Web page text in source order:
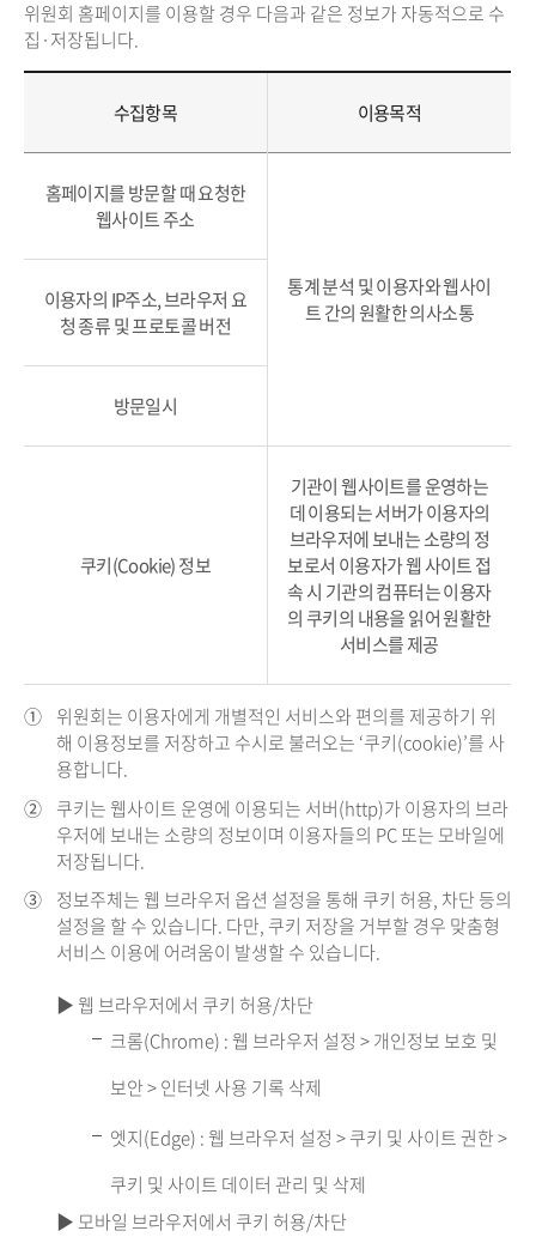
위원회 홈페이지를 이용할 경우 다음과 같은 정보가 자동적으로 수
집·저장됩니다.
수집항목 이용목적
홈페이지를 방문할 때 요청한
웹사이트 주소
통계 분석 및 이용자와 웹사이
트 간의 원활한 의사소통
이용자의 IP주소, 브라우저 요
청 종류 및 프로토콜 버전
방문일시
쿠키(Cookie) 정보
기관이 웹사이트를 운영하는
데 이용되는 서버가 이용자의
브라우저에 보내는 소량의 정
보로서 이용자가 웹 사이트 접
속 시 기관의 컴퓨터는 이용자
의 쿠키의 내용을 읽어 원활한
서비스를 제공
① 위원회는 이용자에게 개별적인 서비스와 편의를 제공하기 위
해 이용정보를 저장하고 수시로 불러오는 ‘쿠키(cookie)’를 사
용합니다.
② 쿠키는 웹사이트 운영에 이용되는 서버(http)가 이용자의 브라
우저에 보내는 소량의 정보이며 이용자들의 PC 또는 모바일에
저장됩니다.
③ 정보주체는 웹 브라우저 옵션 설정을 통해 쿠키 허용, 차단 등의
설정을 할 수 있습니다. 다만, 쿠키 저장을 거부할 경우 맞춤형
서비스 이용에 어려움이 발생할 수 있습니다.
▶ 웹 브라우저에서 쿠키 허용/차단
크롬(Chrome) : 웹 브라우저 설정 > 개인정보 보호 및
보안 > 인터넷 사용 기록 삭제
엣지(Edge) : 웹 브라우저 설정 > 쿠키 및 사이트 권한 >
쿠키 및 사이트 데이터 관리 및 삭제
▶ 모바일 브라우저에서 쿠키 허용/차단